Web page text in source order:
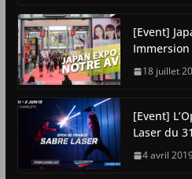
[Event]
18 juillet
[Event]
Laser du
4 avril